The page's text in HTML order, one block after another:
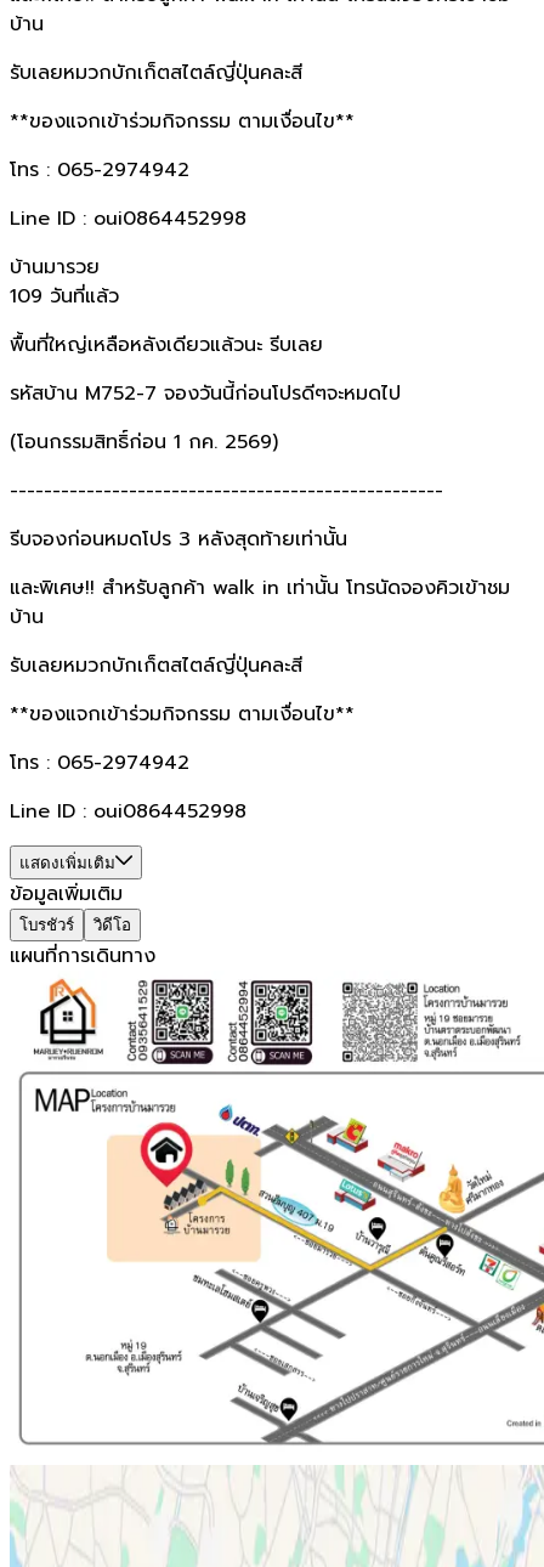
บ้าน
รับเลยหมวกบักเก็ตสไตล์ญี่ปุ่นคละสี
**ของแจกเข้าร่วมกิจกรรม ตามเงื่อนไข**
โทร : 065-2974942
Line ID : oui0864452998
บ้านมารวย
109 วันที่แล้ว
พื้นที่ใหญ่เหลือหลังเดียวแล้วนะ รีบเลย
รหัสบ้าน M752-7 จองวันนี้ก่อนโปรดีๆจะหมดไป
(โอนกรรมสิทธิ์ก่อน 1 กค. 2569)
---------------------------------------------------
รีบจองก่อนหมดโปร 3 หลังสุดท้ายเท่านั้น
และพิเศษ!! สำหรับลูกค้า walk in เท่านั้น โทรนัดจองคิวเข้าชม
บ้าน
รับเลยหมวกบักเก็ตสไตล์ญี่ปุ่นคละสี
**ของแจกเข้าร่วมกิจกรรม ตามเงื่อนไข**
โทร : 065-2974942
Line ID : oui0864452998
แสดงเพิ่มเติม
ข้อมูลเพิ่มเติม
โบรชัวร์ วิดีโอ
แผนที่การเดินทาง